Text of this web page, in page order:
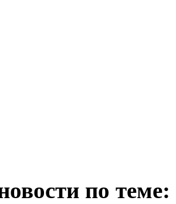
по теме: